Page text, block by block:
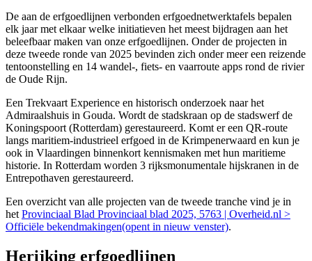
De aan de erfgoedlijnen verbonden erfgoednetwerktafels bepalen
elk jaar met elkaar welke initiatieven het meest bijdragen aan het
beleefbaar maken van onze erfgoedlijnen. Onder de projecten in
deze tweede ronde van 2025 bevinden zich onder meer een reizende
tentoonstelling en 14 wandel-, fiets- en vaarroute apps rond de rivier
de Oude Rijn.
Een Trekvaart Experience en historisch onderzoek naar het
Admiraalshuis in Gouda. Wordt de stadskraan op de stadswerf de
Koningspoort (Rotterdam) gerestaureerd. Komt er een QR-route
langs maritiem-industrieel erfgoed in de Krimpenerwaard en kun je
ook in Vlaardingen binnenkort kennismaken met hun maritieme
historie. In Rotterdam worden 3 rijksmonumentale hijskranen in de
Entrepothaven gerestaureerd.
Een overzicht van alle projecten van de tweede tranche vind je in
het Provinciaal Blad Provinciaal blad 2025, 5763 | Overheid.nl >
Officiële bekendmakingen(opent in nieuw venster).
Herijking erfgoedlijnen